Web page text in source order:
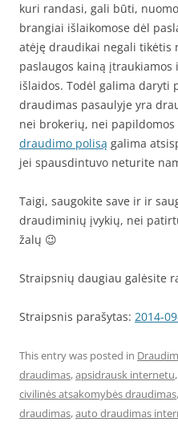
kuri randasi, gali būti,
brangiai išlaikomose dėl
atėję draudikai negali tikėtis
paslaugos kainą
išlaidos. Todėl galima daryti
draudimas pasaulyje yra
nei brokerių, nei
draudimo polisą galima
jei spausdintuvo neturite
Taigi, saugokite save ir ir
draudiminių įvykių, nei
žalų 😉
Straipsnių daugiau galėsite
Straipsnis parašytas: 2014-
This entry was posted in
draudimas,apsidrausk internetu,
civilinės atsakomybės draudimas,
draudimas,auto draudimas